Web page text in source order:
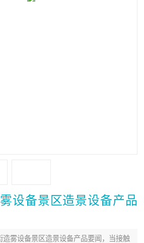
设备景区造景设备产品
造雾设备景区造景设备产品要闻，当接触